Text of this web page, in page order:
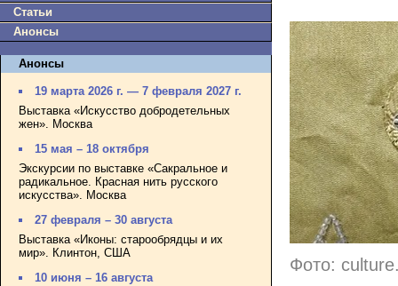
Статьи
Анонсы
Анонсы
19 марта 2026 г. — 7 февраля 2027 г.
Выставка «Искусство добродетельных
жен». Москва
15 мая – 18 октября
Экскурсии по выставке «Сакральное и
радикальное. Красная нить русского
искусства». Москва
27 февраля – 30 августа
Выставка «Иконы: старообрядцы и их
мир». Клинтон, США
10 июня – 16 августа
Фото: